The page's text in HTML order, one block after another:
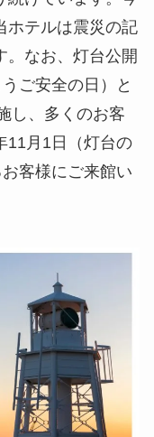
ホテルは震災の記
。なお、灯台公開
ご安全の日）と
し、多くのお客
11月1日（灯台の
客様にご来館い